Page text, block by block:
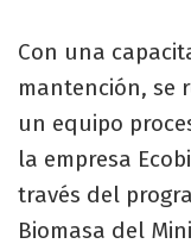
Con una
mantención, se
un equipo
la empresa
través del
Biomasa del